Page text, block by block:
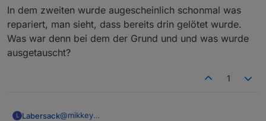
In dem zweiten wurde augescheinlich schonmal was
repariert, man sieht, dass bereits drin gelötet wurde.
Was war denn bei dem der Grund und und was wurde
ausgetauscht?
1
L Labersack@mikkey